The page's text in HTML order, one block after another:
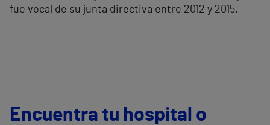
fue vocal de su junta directiva entre 2012 y 2015.
Encuentra tu hospital o